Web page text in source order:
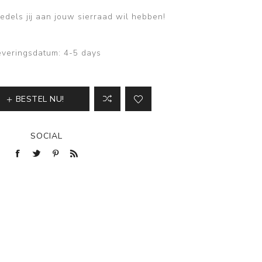
jij aan jouw sierraad wil hebben!
4-5 days
BESTEL NU!
SOCIAL